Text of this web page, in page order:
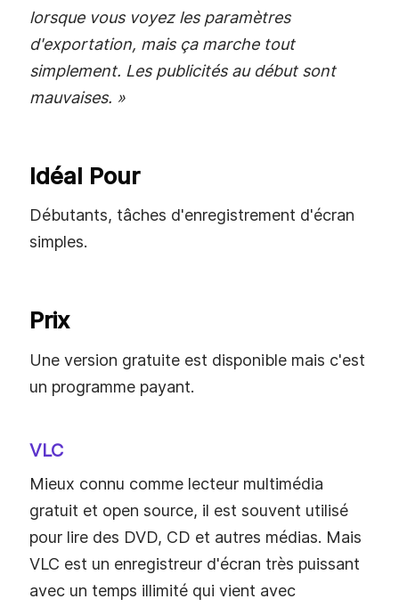
lorsque vous voyez les paramètres
d'exportation, mais ça marche tout
simplement. Les publicités au début sont
mauvaises. »
Idéal Pour
Débutants, tâches d'enregistrement d'écran
simples.
Prix
Une version gratuite est disponible mais c'est
un programme payant.
VLC
Mieux connu comme lecteur multimédia
gratuit et open source, il est souvent utilisé
pour lire des DVD, CD et autres médias. Mais
VLC est un enregistreur d'écran très puissant
avec un temps illimité qui vient avec